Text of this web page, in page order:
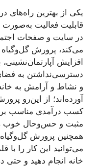
یکی از بهترین راه‌های
قابلیت فعالیت به‌صورت
در سایت و صفحات
می‌کند، پرورش
افزایش
دسترسی‌نداشتن به
و نشاط و آرامش به
آورده‌اند؛ از این‌رو
کسب درآمدی مناسب
مثبت و حس‌وحال خوب
همچنین پرورش
می‌توانید این کار را
خانه انجام دهید و حتی